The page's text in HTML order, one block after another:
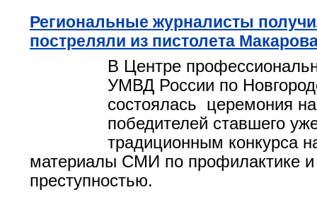
Региональные журналисты
постреляли из пистолета
В Центре
УМВД России по
состоялась церемония
победителей ставшего
традиционным конкурса
материалы СМИ по профилактике и
преступностью.